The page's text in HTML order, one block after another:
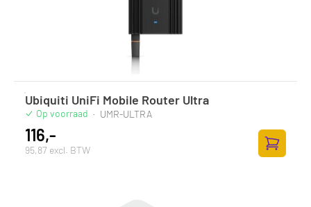
Ubiquiti UniFi Mobile Router Ultra
Op voorraad · UMR-ULTRA
116,-
95,87 excl. BTW